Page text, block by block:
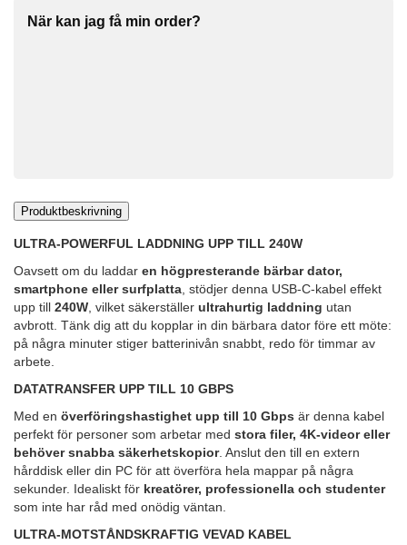
När kan jag få min order?
Produktbeskrivning
ULTRA-POWERFUL LADDNING UPP TILL 240W
Oavsett om du laddar en högpresterande bärbar dator,
smartphone eller surfplatta , stödjer denna USB-C-kabel effekt
upp till 240W , vilket säkerställer ultrahurtig laddning utan
avbrott. Tänk dig att du kopplar in din bärbara dator före ett möte:
på några minuter stiger batterinivån snabbt, redo för timmar av
arbete.
DATATRANSFER UPP TILL 10 GBPS
Med en överföringshastighet upp till 10 Gbps är denna kabel
perfekt för personer som arbetar med stora filer, 4K-videor eller
behöver snabba säkerhetskopior. Anslut den till en extern
hårddisk eller din PC för att överföra hela mappar på några
sekunder. Idealiskt för kreatörer, professionella och studenter
som inte har råd med onödig väntan.
ULTRA-MOTSTÅNDSKRAFTIG VEVAD KABEL